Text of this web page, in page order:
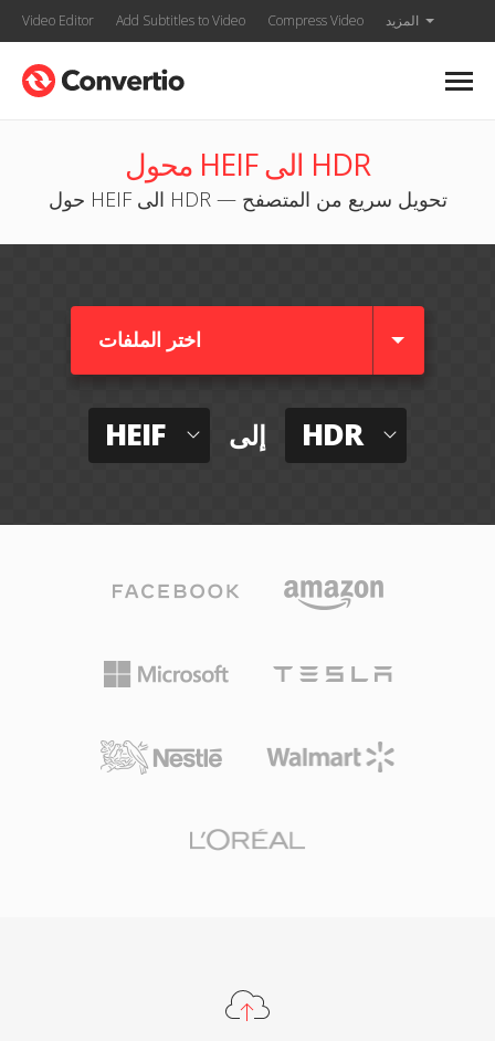
Video Editor Add Subtitles to Video Compress Video المزيد
محول HEIF الى HDR
حول HEIF الى HDR — تحويل سريع من المتصفح
اختر الملفات
HEIF إلى HDR